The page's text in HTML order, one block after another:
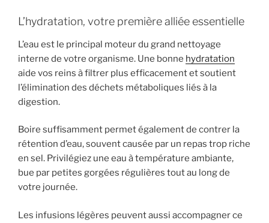
L’hydratation, votre première alliée essentielle
L’eau est le principal moteur du grand nettoyage
interne de votre organisme. Une bonne hydratation
aide vos reins à filtrer plus efficacement et soutient
l’élimination des déchets métaboliques liés à la
digestion.
Boire suffisamment permet également de contrer la
rétention d’eau, souvent causée par un repas trop riche
en sel. Privilégiez une eau à température ambiante,
bue par petites gorgées régulières tout au long de
votre journée.
Les infusions légères peuvent aussi accompagner ce